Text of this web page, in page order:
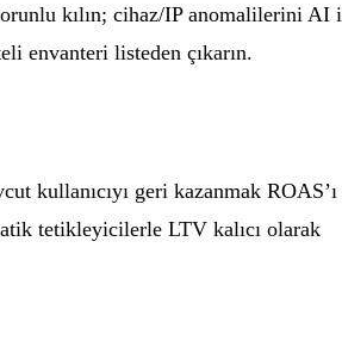
kılın; cihaz/IP anomalilerini AI
envanteri listeden çıkarın.
kullanıcıyı geri kazanmak ROAS’ı
tetikleyicilerle LTV kalıcı olarak